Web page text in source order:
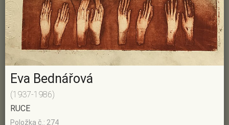
Eva Bednářová
(1937-1986)
RUCE
Položka č.: 274